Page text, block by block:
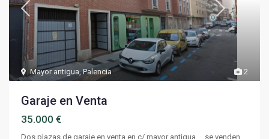
2
Mayor antigua,Palencia
Garaje en Venta
35.000 €
Dos plazas de garaje en venta en c/ mayor antigua., , se venden